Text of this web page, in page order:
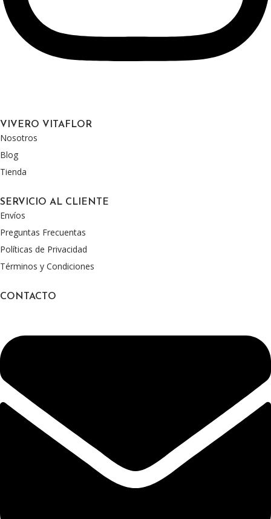
VIVERO VITAFLOR
Nosotros
Blog
Tienda
SERVICIO AL CLIENTE
Envíos
Preguntas Frecuentas
Políticas de Privacidad
Términos y Condiciones
CONTACTO